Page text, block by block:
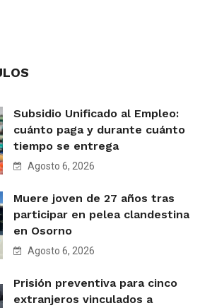
Subsidio Unificado al Empleo:
cuánto paga y durante cuánto
tiempo se entrega
Agosto 6, 2026
Muere joven de 27 años tras
participar en pelea clandestina
en Osorno
Agosto 6, 2026
Prisión preventiva para cinco
extranjeros vinculados a